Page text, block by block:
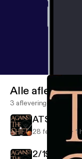
Alle
3 afleveringen
ATS
28 feb 2018 1
2/19/18